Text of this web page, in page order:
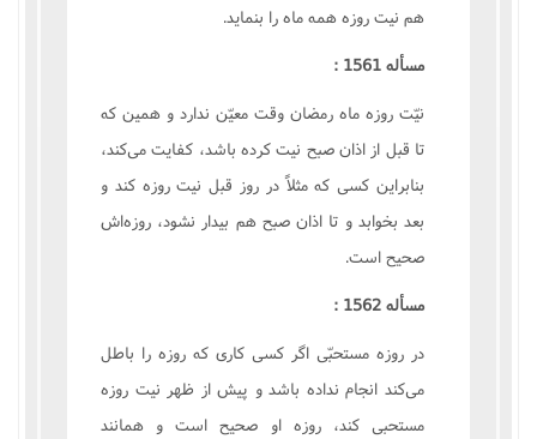
هم نیت روزه همه ماه را بنماید.
مسأله 1561 :
نیّت روزه ماه رمضان وقت معیّن ندارد و همین که
تا قبل از اذان صبح نیت کرده باشد، کفایت می‌کند،
بنابراین کسی که مثلاً در روز قبل نیت روزه کند و
بعد بخوابد و تا اذان صبح هم بیدار نشود، روزه‌اش
صحیح است.
مسأله 1562 :
در روزه مستحبّی اگر کسی کاری که روزه را باطل
می‌کند انجام نداده باشد و پیش از ظهر نیت روزه
مستحبی کند، روزه او صحیح است و همانند